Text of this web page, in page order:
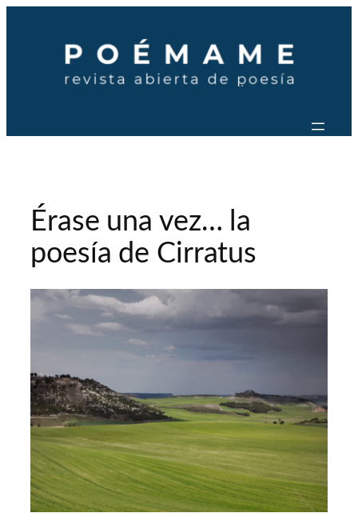
contenido
Érase una vez… la
poesía de Cirratus